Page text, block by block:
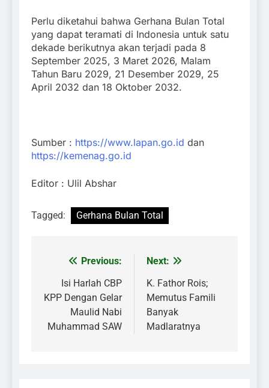
Perlu diketahui bahwa Gerhana Bulan Total
yang dapat teramati di Indonesia untuk satu
dekade berikutnya akan terjadi pada 8
September 2025, 3 Maret 2026, Malam
Tahun Baru 2029, 21 Desember 2029, 25
April 2032 dan 18 Oktober 2032.
Sumber : https://www.lapan.go.id dan
https://kemenag.go.id
Editor : Ulil Abshar
Tagged: Gerhana Bulan Total
Navigasi
pos
Previous:
Isi Harlah CBP
KPP Dengan Gelar
Maulid Nabi
Muhammad SAW
Next:
K. Fathor Rois;
Memutus Famili
Banyak
Madlaratnya